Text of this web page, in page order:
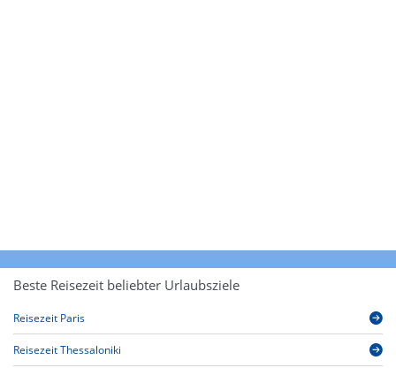
Beste Reisezeit beliebter Urlaubsziele
Reisezeit Paris
Reisezeit Thessaloniki